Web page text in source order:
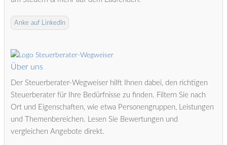
Anke auf LinkedIn
Über uns
Der Steuerberater-Wegweiser hilft Ihnen dabei, den richtigen
Steuerberater für Ihre Bedürfnisse zu finden. Filtern Sie nach
Ort und Eigenschaften, wie etwa Personengruppen, Leistungen
und Themenbereichen. Lesen Sie Bewertungen und
vergleichen Angebote direkt.